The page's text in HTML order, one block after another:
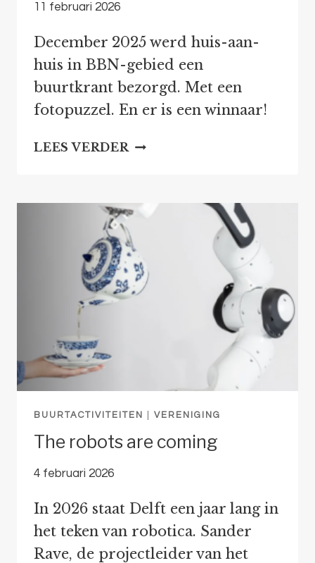
11 februari 2026
December 2025 werd huis-aan-
huis in BBN-gebied een
buurtkrant bezorgd. Met een
fotopuzzel. En er is een winnaar!
LEES VERDER UITSLAG
BUURTACTIVITEITEN VERENIGING
The robots are coming
4 februari 2026
In 2026 staat Delft een jaar lang in
het teken van robotica. Sander
Rave, de projectleider van het